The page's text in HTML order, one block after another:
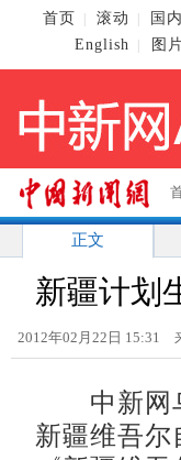
首页 滚动 国内
English
图
正文
新疆计划
2012年02月22日 15:31
中新网乌
新疆维吾